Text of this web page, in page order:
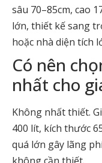
sâu 70–85cm, cao
lớn, thiết kế sang
hoặc nhà diện tích
Có nên
nhất cho
Không nhất thiết.
400 lít, kích thước
quá lớn gây lãng
không cần thiết.